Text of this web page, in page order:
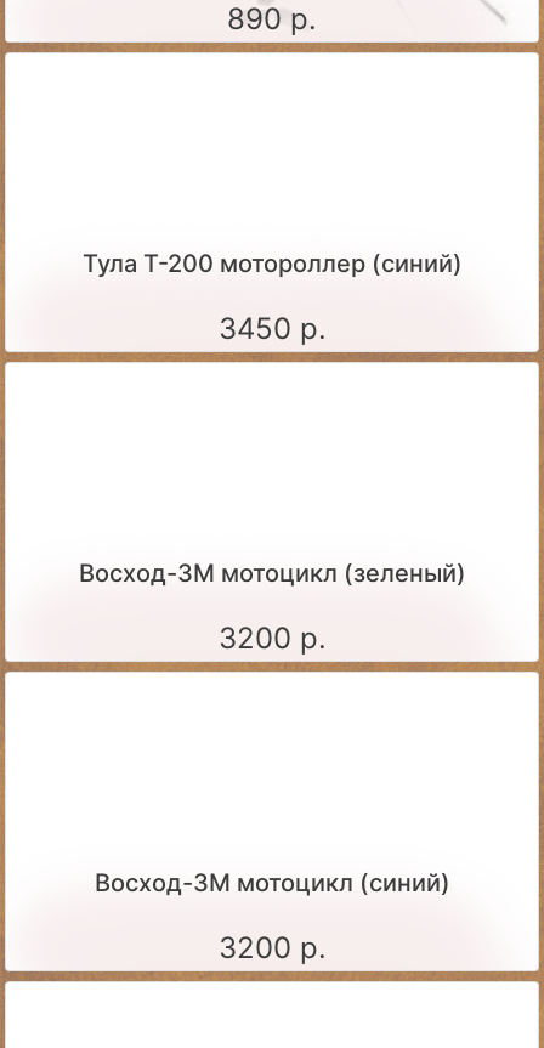
890 р.
Тула Т-200 мотороллер (синий)
3450 р.
Восход-3М мотоцикл (зеленый)
3200 р.
Восход-3М мотоцикл (синий)
3200 р.